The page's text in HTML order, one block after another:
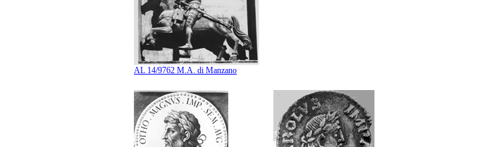
AL 14/9762 M.A. di Manzano